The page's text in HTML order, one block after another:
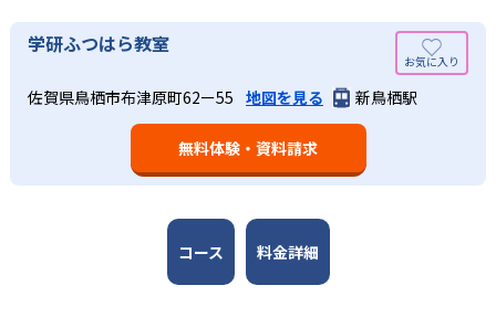
03
週2回の教室学習と毎日の家庭学習
学研教室では、週2回の教室学習と毎日の家庭学習（宿題学
習）の相乗効果を活かす形で生徒の学力向上を進める。週2
回の教室学習において指導者は、生徒の様子を観察しなが
ら学習指導と学習管理を実施。教室学習日以外の日のため
に自宅学習用の教材も提供し、学習の習慣化と学力の定着
を図っている。進度が早い子供は先取り学習も可能だ。
長時間の勉強が苦手な人向け
学研教室では、小学生については、1回の学習時間を30～
50分程度と設定している。この時間設定は、子どもが集中
して学習できる時間が通常「学年×10分±10分」と考えら
れていることに由来するものだ。この限界を超えて勉強し
ても学習の効果は上がらないと学研教室は考え、単なる長
時間学習よりくり返し学習の効果を重視している。そのた
出典：学研教室 公式サイト
学研教室が持つ最大のメリットは、学研の教材開発ノウハ
ウを結集して制作した学習教材を使用している点だ。この
教材は、学習指導要領の内容を全てカバーしており、学校
の勉強がよくわかるというもの。基礎から応用まで、少し
固めから先取り学習まで対応している。算数と国語を重視
すると共に、幼児・小学校低学年から外国語活動の学習に
も対応。中学校英語の準備や高校入試向けの英語力育成に
学研ふつはら教室
佐賀県鳥栖市布津原町62ー55 地図を見る 新鳥栖駅
無料体験・資料請求
コース 料金詳細